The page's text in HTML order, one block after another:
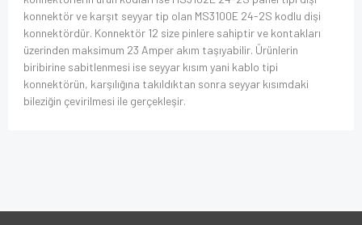
konnektör ve karşıt seyyar tip olan MS3100E 24-2S kodlu dişi
konnektördür. Konnektör 12 size pinlere sahiptir ve kontakları
üzerinden maksimum 23 Amper akım taşıyabilir. Ürünlerin
biribirine sabitlenmesi ise seyyar kısım yani kablo tipi
konnektörün, karşılığına takıldıktan sonra seyyar kısımdaki
bileziğin çevirilmesi ile gerçekleşir.